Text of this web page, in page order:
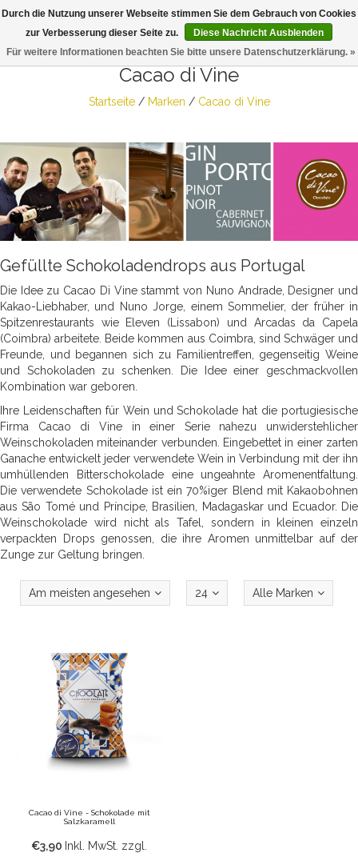
Cacao di Vine
Startseite/ Marken / Cacao di Vine
Gefüllte Schokoladendrops aus Portugal
Die Idee zu Cacao Di Vine stammt von Nuno Andrade, Designer und
Kakao-Liebhaber, und Nuno Jorge, einem Sommelier, der früher in
Spitzenrestaurants wie Eleven (Lissabon) und Arcadas da Capela
(Coimbra) arbeitete. Beide kommen aus Coimbra, sind Schwäger und
Freunde, und begannen sich zu Familientreffen, gegenseitig Weine
und Schokoladen zu schenken. Die Idee einer geschmackvollen
Kombination war geboren.
Ihre Leidenschaften für Wein und Schokolade hat die portugiesische
Firma Cacao di Vine in einer Serie nahezu unwiderstehlicher
Weinschokoladen miteinander verbunden. Eingebettet in einer zarten
Ganache entwickelt jeder verwendete Wein in Verbindung mit der ihn
umhüllenden Bitterschokolade eine ungeahnte Aromenentfaltung.
Die verwendete Schokolade ist ein 70%iger Blend mit Kakaobohnen
aus São Tomé und Príncipe, Brasilien, Madagaskar und Ecuador. Die
Weinschokolade wird nicht als Tafel, sondern in kleinen einzeln
verpackten Drops genossen, die ihre Aromen unmittelbar auf der
Zunge zur Geltung bringen.
Am meisten angesehen 24 Alle Marken
Cacao di Vine - Schokolade mit
Salzkaramell
€3,90 Inkl. MwSt. zzgl.
Durch die Nutzung unserer Webseite stimmen Sie dem Gebrauch von Cookies
zur Verbesserung dieser Seite zu.
Diese Nachricht Ausblenden
Für weitere Informationen beachten Sie bitte unsere Datenschutzerklärung. »